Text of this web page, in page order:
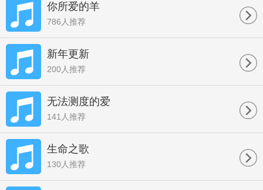
你所爱的羊
786人推荐
新年更新
200人推荐
无法测度的爱
141人推荐
生命之歌
130人推荐